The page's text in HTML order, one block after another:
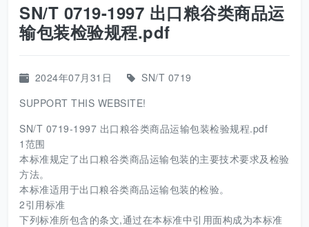
SN/T 0719-1997 出口粮谷类商品运
输包装检验规程.pdf
2024年07月31日
SN/T 0719
SUPPORT THIS WEBSITE!
SN/T 0719-1997 出口粮谷类商品运输包装检验规程.pdf
1范围
本标准规定了出口粮谷类商品运输包装的主要技术要求及检验
方法。
本标准适用于出口粮谷类商品运输包装的检验。
2引用标准
下列标准所包含的条文,通过在本标准中引用面构成为本标准